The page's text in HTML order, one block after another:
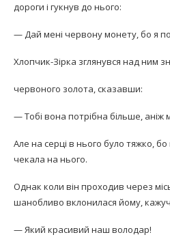
дороги і гукнув до нього:
— Дай мені червону монету, бо я
Хлопчик-Зірка зглянувся над ним
червоного золота, сказавши:
— Тобі вона потрібна більше, аніж
Але на серці в нього було тяжко,
чекала на нього.
Однак коли він проходив через
шанобливо вклонилася йому,
— Який красивий наш володар!